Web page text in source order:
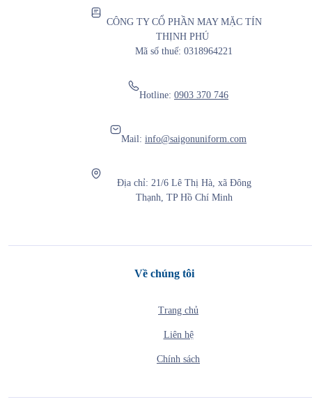
CÔNG TY CỔ PHẦN MAY MẶC TÍN
THỊNH PHÚ
Mã số thuế: 0318964221
Hotline: 0903 370 746
Mail: info@saigonuniform.com
Địa chỉ: 21/6 Lê Thị Hà, xã Đông
Thạnh, TP Hồ Chí Minh
Về chúng tôi
Trang chủ
Liên hệ
Chính sách